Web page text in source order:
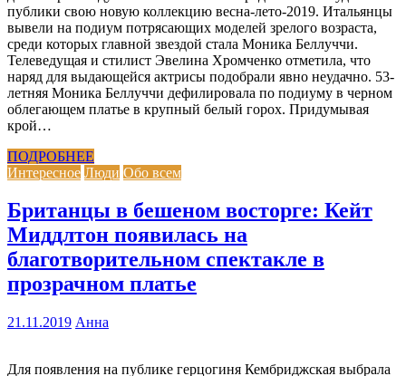
публики свою новую коллекцию весна-лето-2019. Итальянцы
вывели на подиум потрясающих моделей зрелого возраста,
среди которых главной звездой стала Моника Беллуччи.
Телеведущая и стилист Эвелина Хромченко отметила, что
наряд для выдающейся актрисы подобрали явно неудачно. 53-
летняя Моника Беллуччи дефилировала по подиуму в черном
облегающем платье в крупный белый горох. Придумывая
крой…
ПОДРОБНЕЕ
Интересное Люди Обо всем
Британцы в бешеном восторге: Кейт
Миддлтон появилась на
благотворительном спектакле в
прозрачном платье
21.11.2019 Анна
Для появления на публике герцогиня Кембриджская выбрала